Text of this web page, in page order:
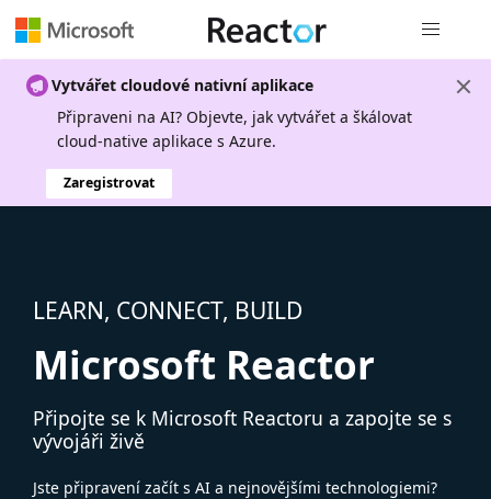
Vytvářet cloudové nativní aplikace
Připraveni na AI? Objevte, jak vytvářet a škálovat
cloud-native aplikace s Azure.
Zaregistrovat
LEARN, CONNECT, BUILD
Microsoft Reactor
Připojte se k Microsoft Reactoru a zapojte se s
vývojáři živě
Jste připravení začít s AI a nejnovějšími technologiemi?